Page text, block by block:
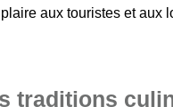
aux touristes et aux
traditions